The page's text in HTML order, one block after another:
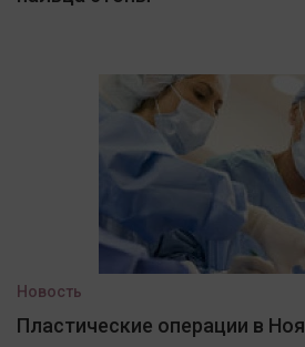
Новость
Пластические операции в